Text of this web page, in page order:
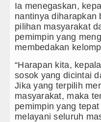
Wali
Sebut
Arsenal
Ia menegaskan,
nantinya diharapkan
pilihan masyarakat
pemimpin yang
membedakan
“Harapan kita,
sosok yang dicintai
Jika yang terpilih
masyarakat, maka
pemimpin yang
melayani seluruh